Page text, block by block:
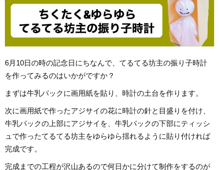
6月10日の時の記念日にちなんで、てるてる坊主の振り子時計
を作ってみるのはいかがですか？
まずは牛乳パックに画用紙を貼り、時計の土台を作ります。
次に画用紙で作ったアジサイの花に時計の針と目盛りを付け、
牛乳パックの上部にアジサイを、牛乳パックの下部にティッシ
ュで作ったてるてる坊主をゆらゆら揺れるように貼り付ければ
完成です。
完成までの工程が沢山あるので何日かに分けて制作をするのが